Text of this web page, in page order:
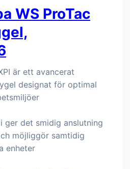
WS ProTac
är ett avancerat
designat för optimal
ger det smidig anslutning
möjliggör samtidig
enheter